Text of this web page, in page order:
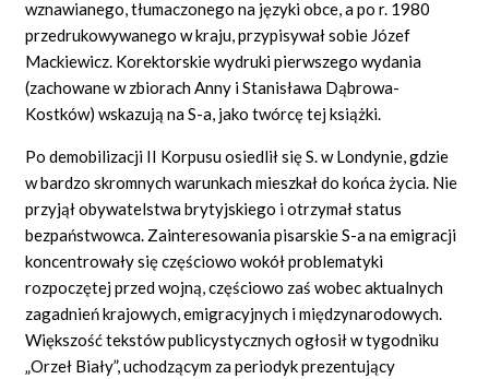
wznawianego, tłumaczonego na języki obce, a po r. 1980
przedrukowywanego w kraju, przypisywał sobie Józef
Mackiewicz. Korektorskie wydruki pierwszego wydania
(zachowane w zbiorach Anny i Stanisława Dąbrowa-
Kostków) wskazują na S-a, jako twórcę tej książki.
Po demobilizacji II Korpusu osiedlił się S. w Londynie, gdzie
w bardzo skromnych warunkach mieszkał do końca życia. Nie
przyjął obywatelstwa brytyjskiego i otrzymał status
bezpaństwowca. Zainteresowania pisarskie S-a na emigracji
koncentrowały się częściowo wokół problematyki
rozpoczętej przed wojną, częściowo zaś wobec aktualnych
zagadnień krajowych, emigracyjnych i międzynarodowych.
Większość tekstów publicystycznych ogłosił w tygodniku
„Orzeł Biały”, uchodzącym za periodyk prezentujący